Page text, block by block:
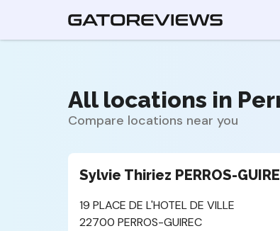
All locations in
Compare locations near you
Sylvie Thiriez PERROS-
19 PLACE DE L'HOTEL DE VILLE
22700 PERROS-GUIREC